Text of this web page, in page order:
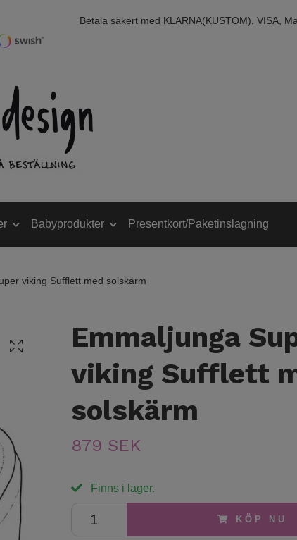
Betala säkert med KLARNA(KUSTOM), VISA,
Babyprodukter Presentkort/Paketinslagning
viking Sufflett med solskärm
Emmaljunga
viking Sufflett
solskärm
879 SEK
Finns i lager.
KÖP NU